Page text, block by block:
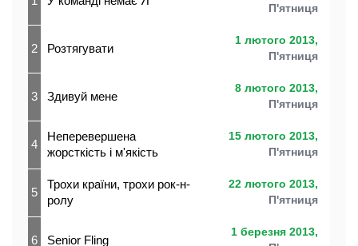
П'ятниця
2 Розтягувати
1 лютого 2013,
П'ятниця
3 Здивуй мене
8 лютого 2013,
П'ятниця
4
Неперевершена
жорсткість і м'якість
15 лютого 2013,
П'ятниця
5
Трохи країни, трохи рок-н-
ролу
22 лютого 2013,
П'ятниця
6 Senior Fling
1 березня 2013,